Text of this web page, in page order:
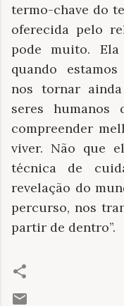
termo-chave do
oferecida pelo
pode muito.
quando
nos tornar
seres humanos
compreender
viver. Não que
técnica de
revelação do
percurso, nos
partir de dentro”.